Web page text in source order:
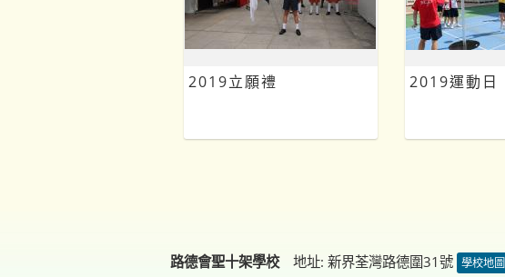
2019立願禮 2019運動日
路德會聖十架學校 地址: 新界荃灣路德圍31號 學校地圖